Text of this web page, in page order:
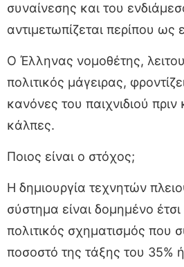
συναίνεσης και του
αντιμετωπίζεται περίπου ως
Ο Έλληνας νομοθέτης,
πολιτικός μάγειρας,
κανόνες του παιχνιδιού
κάλπες.
Ποιος είναι ο στόχος;
Η δημιουργία τεχνητών
σύστημα είναι δομημένο
πολιτικός σχηματισμός που
ποσοστό της τάξης του 35%